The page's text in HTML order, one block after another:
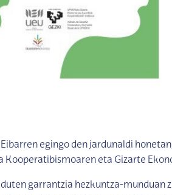
egingo den jardunaldi
Kooperatibismoaren eta Gizarte
garrantzia hezkuntza-munduan